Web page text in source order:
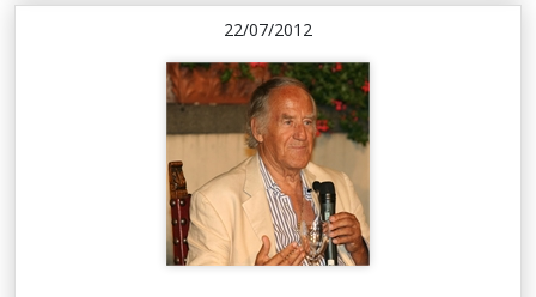
22/07/2012